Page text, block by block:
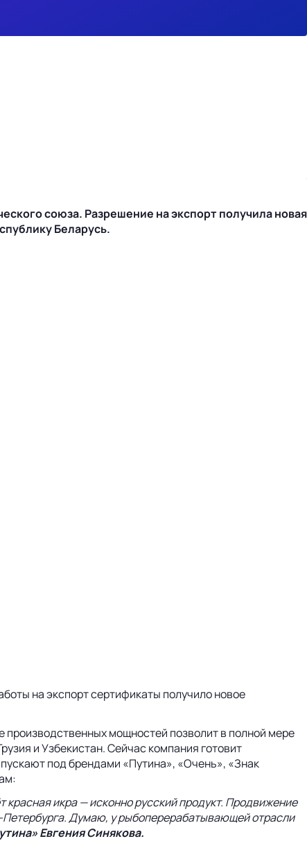
союза. Разрешение на экспорт получила новая
Беларусь.
на экспорт сертификаты получило новое
производственных мощностей позволит в полной мере
и Узбекистан. Сейчас компания готовит
под брендами «Путина», «Очень», «Знак
икра — исконно русский продукт. Продвижение
. Думаю, у рыбоперерабатывающей отрасли
Евгения Синякова.